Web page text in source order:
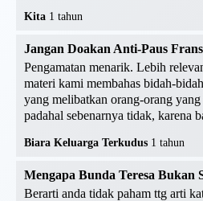
Kita 1 tahun
Jangan Doakan Anti-Paus
Pengamatan menarik. Lebih
materi kami membahas bidah-
yang melibatkan orang-orang
padahal sebenarnya tidak, karena
Biara Keluarga Terkudus 1 tahun
Mengapa Bunda Teresa Bukan
Berarti anda tidak paham ttg arti